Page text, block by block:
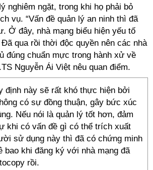
nghiêm ngặt, trong khi họ phải bỏ
vụ. “Vấn đề quản lý an ninh thì đã
Ở đây, nhà mạng biểu hiện yếu tố
qua rồi thời độc quyền nên các nhà
đúng chuẩn mực trong hành xử về
Nguyễn Ái Việt nêu quan điểm.
định này sẽ rất khó thực hiện bởi
có sự đồng thuận, gây bức xúc
Nếu nói là quản lý tốt hơn, đảm
khi có vấn đề gì có thể trích xuất
sử dụng này thì đã có chứng minh
bao khi đăng ký với nhà mạng đã
rồi.